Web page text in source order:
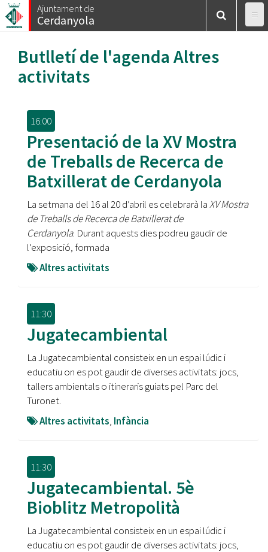
Vés
al
Ajuntament de
Cerdanyola
Butlletí de l'agenda Altres
activitats
16:00
Presentació de la XV Mostra
de Treballs de Recerca de
Batxillerat de Cerdanyola
La setmana del 16 al 20 d’abril es celebrarà laXV Mostra
de Treballs de Recerca de Batxillerat de
Cerdanyola. Durant aquests dies podreu gaudir de
l’exposició, formada
Altres activitats
11:30
Jugatecambiental
La Jugatecambiental consisteix en un espai lúdic i
educatiu on es pot gaudir de diverses activitats: jocs,
tallers ambientals o itineraris guiats pel Parc del
Turonet.
Altres activitats, Infància
11:30
Jugatecambiental. 5è
Bioblitz Metropolità
La Jugatecambiental consisteix en un espai lúdic i
educatiu on es pot gaudir de diverses activitats: jocs,